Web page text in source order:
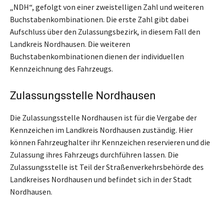
„NDH“, gefolgt von einer zweistelligen Zahl und weiteren
Buchstabenkombinationen. Die erste Zahl gibt dabei
Aufschluss über den Zulassungsbezirk, in diesem Fall den
Landkreis Nordhausen. Die weiteren
Buchstabenkombinationen dienen der individuellen
Kennzeichnung des Fahrzeugs.
Zulassungsstelle Nordhausen
Die Zulassungsstelle Nordhausen ist für die Vergabe der
Kennzeichen im Landkreis Nordhausen zuständig. Hier
können Fahrzeughalter ihr Kennzeichen reservieren und die
Zulassung ihres Fahrzeugs durchführen lassen. Die
Zulassungsstelle ist Teil der Straßenverkehrsbehörde des
Landkreises Nordhausen und befindet sich in der Stadt
Nordhausen.